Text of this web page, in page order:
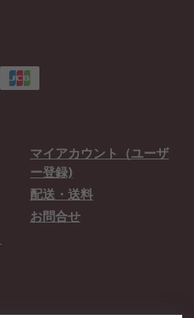
マイアカウント（ユーザ
ー登録)
配送・送料
お問合せ